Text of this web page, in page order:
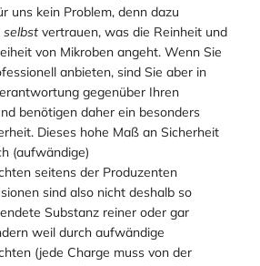
uns kein Problem, denn dazu
selbst vertrauen, was die Reinheit und
von Mikroben angeht. Wenn Sie
anbieten, sind Sie aber in
gegenüber Ihren
benötigen daher ein besonders
Dieses hohe Maß an Sicherheit
(aufwändige)
seitens der Produzenten
sind also nicht deshalb so
Substanz reiner oder gar
weil durch aufwändige
(jede Charge muss von der